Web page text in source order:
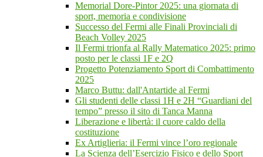
Memorial Dore-Pintor 2025: una giornata di
sport, memoria e condivisione
Successo del Fermi alle Finali Provinciali di
Beach Volley 2025
Il Fermi trionfa al Rally Matematico 2025: primo
posto per le classi 1F e 2Q
Progetto Potenziamento Sport di Combattimento
2025
Marco Buttu: dall'Antartide al Fermi
Gli studenti delle classi 1H e 2H “Guardiani del
tempo” presso il sito di Tanca Manna
Liberazione e libertà: il cuore caldo della
costituzione
Ex Artiglieria: il Fermi vince l’oro regionale
La Scienza dell’Esercizio Fisico e dello Sport